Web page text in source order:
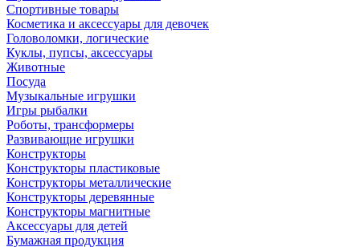
Спортивные товары
Косметика и аксессуары для девочек
Головоломки, логические
Куклы, пупсы, аксессуары
Животные
Посуда
Музыкальные игрушки
Игры рыбалки
Роботы, трансформеры
Развивающие игрушки
Конструкторы
Конструкторы пластиковые
Конструкторы металлические
Конструкторы деревянные
Конструкторы магнитные
Аксессуары для детей
Бумажная продукция